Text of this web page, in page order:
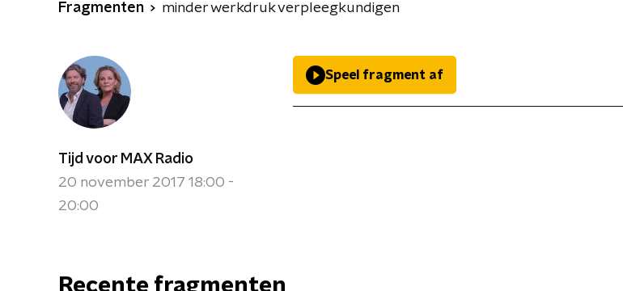
Fragmenten minder werkdruk verpleegkundigen
Tijd voor MAX Radio
20 november 2017 18:00 -
20:00
Speel fragment af
Recente fragmenten